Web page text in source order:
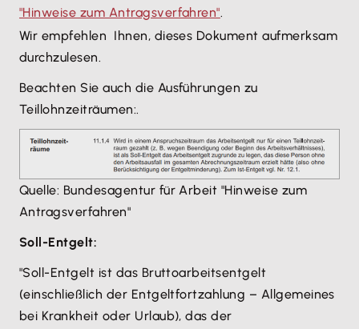
"Hinweise zum Antragsverfahren".
Wir empfehlen Ihnen, dieses Dokument aufmerksam
durchzulesen.
Beachten Sie auch die Ausführungen zu
Teillohnzeiträumen:.
Quelle: Bundesagentur für Arbeit "Hinweise zum
Antragsverfahren"
Soll-Entgelt:
"Soll-Entgelt ist das Bruttoarbeitsentgelt
(einschließlich der Entgeltfortzahlung – Allgemeines
bei Krankheit oder Urlaub), das der